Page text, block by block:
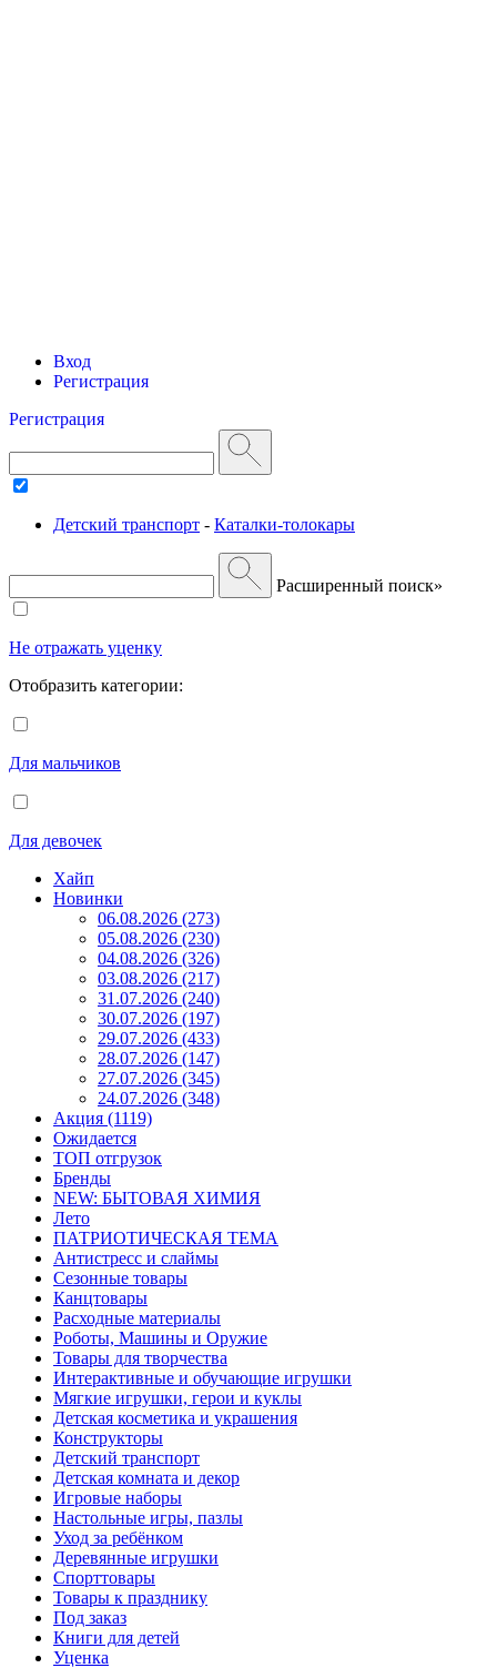
Вход
Регистрация
Регистрация
Детский транспорт - Каталки-толокары
Расширенный поиск»
Не отражать уценку
Отобразить категории:
Для мальчиков
Для девочек
Хайп
Новинки
06.08.2026 (273)
05.08.2026 (230)
04.08.2026 (326)
03.08.2026 (217)
31.07.2026 (240)
30.07.2026 (197)
29.07.2026 (433)
28.07.2026 (147)
27.07.2026 (345)
24.07.2026 (348)
Акция (1119)
Ожидается
ТОП отгрузок
Бренды
NEW: БЫТОВАЯ ХИМИЯ
Лето
ПАТРИОТИЧЕСКАЯ ТЕМА
Антистресс и слаймы
Сезонные товары
Канцтовары
Расходные материалы
Роботы, Машины и Оружие
Товары для творчества
Интерактивные и обучающие игрушки
Мягкие игрушки, герои и куклы
Детская косметика и украшения
Конструкторы
Детский транспорт
Детская комната и декор
Игровые наборы
Настольные игры, пазлы
Уход за ребёнком
Деревянные игрушки
Спорттовары
Товары к празднику
Под заказ
Книги для детей
Уценка